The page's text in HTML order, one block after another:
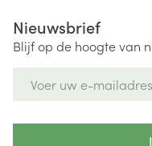
Nieuwsbrief
Blijf op de hoogte van